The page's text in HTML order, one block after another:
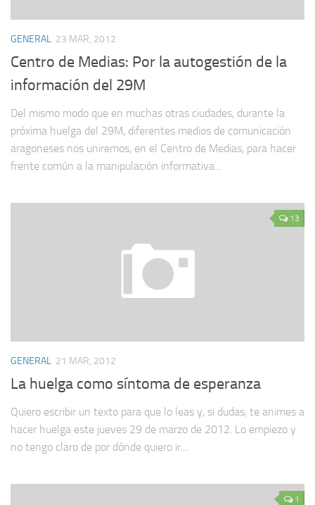
GENERAL 23 MAR, 2012
Centro de Medias: Por la autogestión de la
información del 29M
Del mismo modo que en muchas otras ciudades, durante la
próxima huelga del 29M, diferentes medios de comunicación
aragoneses nos uniremos, en el Centro de Medias, para hacer
frente común a la manipulación informativa...
13
GENERAL 21 MAR, 2012
La huelga como síntoma de esperanza
Quiero escribir un texto para que lo leas y, si dudas, te animes a
hacer huelga este jueves 29 de marzo de 2012. Lo empiezo y
no tengo claro de por dónde quiero ir....
1